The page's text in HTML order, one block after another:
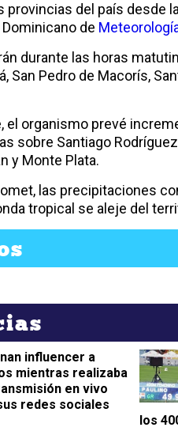
provincias del país desde
de
durante las horas
San Pedro de Macorís,
el organismo prevé
sobre Santiago
y Monte Plata.
las precipitaciones
tropical se aleje del
influencer a
mientras realizaba
en vivo
redes sociales
los